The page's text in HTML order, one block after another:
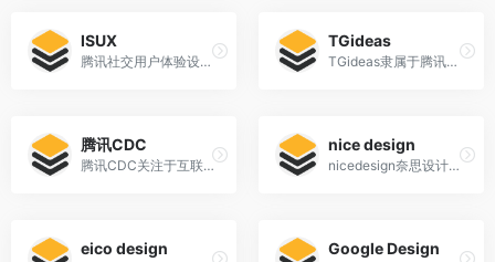
ISUX
腾讯社交用户体验设计部
TGideas
TGideas隶属于腾讯公司互动娱乐业务系统的专业推广类设计团队
腾讯CDC
腾讯CDC关注于互联网视觉设计、交互设计、用户研究、前端开发。
nice design
nicedesign奈思设计是领先的用户体验设计与互联网品牌建设公司
eico design Google Design